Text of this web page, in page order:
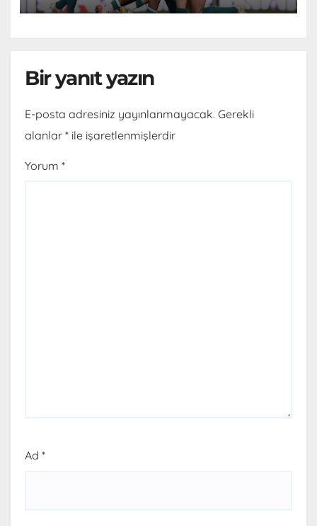
Bir yanıt yazın
E-posta adresiniz yayınlanmayacak. Gerekli
alanlar * ile işaretlenmişlerdir
Yorum *
Ad *